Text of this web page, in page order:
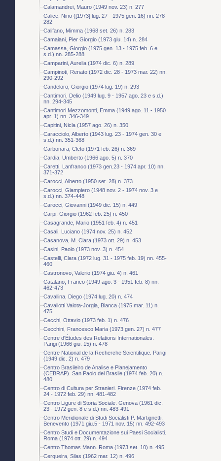
Calamandrei, Mauro (1949 nov. 23) n. 277
Calice, Nino ([1973] lug. 27 - 1975 gen. 16) nn. 278-
282
Califano, Mimma (1968 set. 26) n. 283
Camaiani, Pier Giorgio (1973 giu. 14) n. 284
Camassa, Giorgio (1975 gen. 13 - 1975 feb. 6 e
s.d.) nn. 285-288
Camparini, Aurelia (1974 dic. 6) n. 289
Campinoti, Renato (1972 dic. 28 - 1973 mar. 22) nn.
290-292
Candeloro, Giorgio (1974 lug. 19) n. 293
Cantimori, Delio (1949 lug. 9 - 1957 ago. 23 e s.d.)
nn. 294-345
Cantimori Mezzomonti, Emma (1949 ago. 11 - 1950
apr. 1) nn. 346-349
Capitini, Nicla (1957 ago. 26) n. 350
Caracciolo, Alberto (1943 lug. 23 - 1974 gen. 30 e
s.d.) nn. 351-368
Carbonara, Cleto (1971 feb. 26) n. 369
Cardia, Umberto (1966 ago. 5) n. 370
Caretti, Lanfranco (1973 gen.23 - 1974 apr. 10) nn.
371-372
Carocci, Alberto (1950 set. 28) n. 373
Carocci, Giampiero (1948 nov. 2 - 1974 nov. 3 e
s.d.) nn. 374-448
Carocci, Giovanni (1949 dic. 15) n. 449
Carpi, Giorgio (1962 feb. 25) n. 450
Casagrande, Mario (1951 feb. 4) n. 451
Casali, Luciano (1974 nov. 25) n. 452
Casanova, M. Clara (1973 ott. 29) n. 453
Casini, Paolo (1973 nov. 3) n. 454
Castelli, Clara (1972 lug. 31 - 1975 feb. 19) nn. 455-
460
Castronovo, Valerio (1974 giu. 4) n. 461
Catalano, Franco (1949 ago. 3 - 1951 feb. 8) nn.
462-473
Cavallina, Diego (1974 lug. 20) n. 474
Cavallotti Valota-Jorgia, Bianca (1975 mar. 11) n.
475
Cecchi, Ottavio (1973 feb. 1) n. 476
Cecchini, Francesco Maria (1973 gen. 27) n. 477
Centre d'Études des Relations Internationales.
Parigi (1966 giu. 15) n. 478
Centre National de la Recherche Scientifique. Parigi
(1949 dic. 2) n. 479
Centro Brasileiro de Analise e Planejamento
(CEBRAP). San Paolo del Brasile (1974 feb. 20) n.
480
Centro di Cultura per Stranieri. Firenze (1974 feb.
24 - 1972 feb. 29) nn. 481-482
Centro Ligure di Storia Sociale. Genova (1961 dic.
23 - 1972 gen. 8 e s.d.) nn. 483-491
Centro Meridionale di Studi Socialisti P. Martignetti.
Benevento (1971 giu.5 - 1971 nov. 15) nn. 492-493
Centro Studi e Documentazione sui Paesi Socialisti.
Roma (1974 ott. 29) n. 494
Centro Thomas Mann. Roma (1973 set. 10) n. 495
Cerqueira, Silas (1962 mar. 12) n. 496